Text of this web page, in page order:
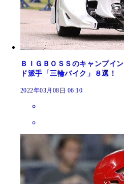
ＢＩＧＢＯＳＳのキャンプイ
ド派手「三輪バイク」８選！
2022年03月08日 06:10